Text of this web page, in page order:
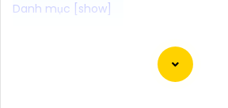
Dạ chắc chắn! Dưới đây là một số
Wifi chính hãng và giải pháp phù